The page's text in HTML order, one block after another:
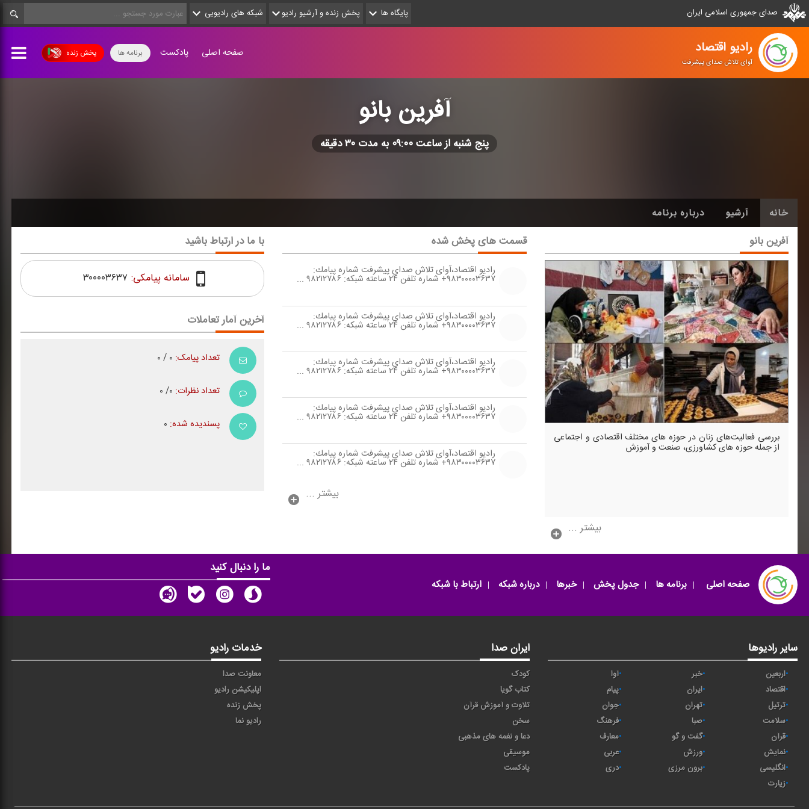
صدای جمهوری اسلامی ایران پایگاه ها پخش زنده و آرشیو رادیو شبکه های رادیویی
رادیو اقتصاد
آوای تلاش صدای پیشرفت
پخش زنده برنامه ها صفحه اصلی پادکست
آفرین بانو
پنج شنبه از ساعت ۰۹:۰۰ به مدت ۳۰ دقیقه
خانه آرشیو درباره برنامه
آفرین بانو
بررسی فعالیت‌های زنان در حوزه های مختلف اقتصادی و اجتماعی
از جمله حوزه های كشاورزی، صنعت و آموزش
بیشتر ...
قسمت های پخش شده
رادیو اقتصاد،آوای تلاش صدای پیشرفت شماره پیامك:
۹۸۳۰۰۰۰۳۶۳۷+ شماره تلفن ۲۴ ساعته شبكه: ۹۸۲۱۲۷۸۶ ...
رادیو اقتصاد،آوای تلاش صدای پیشرفت شماره پیامك:
۹۸۳۰۰۰۰۳۶۳۷+ شماره تلفن ۲۴ ساعته شبكه: ۹۸۲۱۲۷۸۶ ...
رادیو اقتصاد،آوای تلاش صدای پیشرفت شماره پیامك:
۹۸۳۰۰۰۰۳۶۳۷+ شماره تلفن ۲۴ ساعته شبكه: ۹۸۲۱۲۷۸۶ ...
رادیو اقتصاد،آوای تلاش صدای پیشرفت شماره پیامك:
۹۸۳۰۰۰۰۳۶۳۷+ شماره تلفن ۲۴ ساعته شبكه: ۹۸۲۱۲۷۸۶ ...
رادیو اقتصاد،آوای تلاش صدای پیشرفت شماره پیامك:
۹۸۳۰۰۰۰۳۶۳۷+ شماره تلفن ۲۴ ساعته شبكه: ۹۸۲۱۲۷۸۶ ...
بیشتر ...
با ما در ارتباط باشید
سامانه پیامکی: ۳۰۰۰۰۳۶۳۷
آخرین آمار تعاملات
تعداد پیامک:
تعداد نظرات:
پسندیده شده:
صفحه اصلی برنامه ها جدول پخش خبرها درباره شبکه ارتباط با شبکه
ما را دنبال کنید
سایر رادیوها
اربعین خبر
آوا
اقتصاد
ايران
پیام
ترتیل
تهران
جوان
سلامت
صبا
فرهنگ
قرآن
گفت و گو
معارف
نمایش
ورزش
عربی
انگلیسی
برون مرزی
دری
زیارت
ایران صدا
کودک
کتاب گویا
تلاوت و آموزش قرآن
سخن
دعا و نغمه های مذهبی
موسیقی
پادکست
خدمات رادیو
معاونت صدا
اپلیکیشن رادیو
پخش زنده
رادیو نما